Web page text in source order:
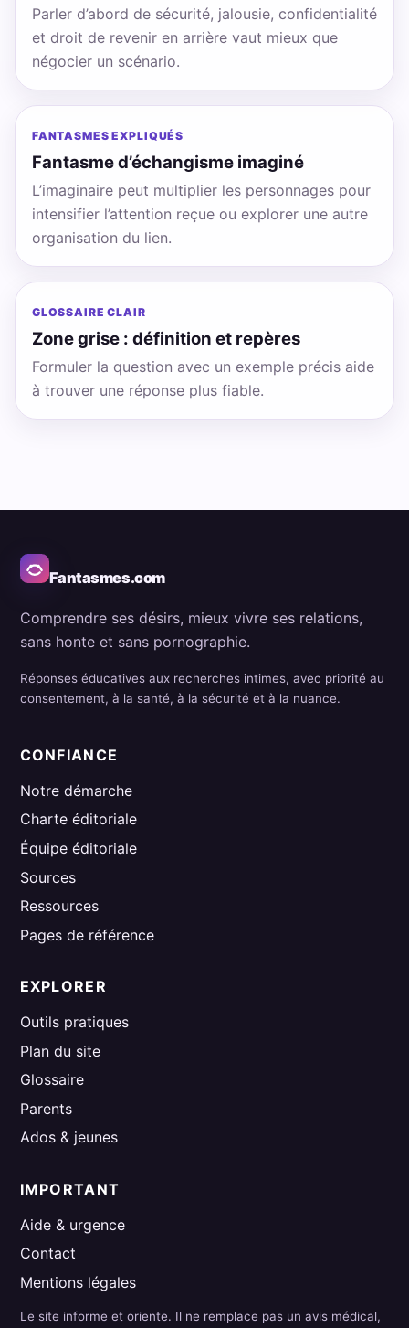
Parler d’abord de sécurité, jalousie, confidentialité
et droit de revenir en arrière vaut mieux que
négocier un scénario.
FANTASMES EXPLIQUÉS
Fantasme d’échangisme imaginé
L’imaginaire peut multiplier les personnages pour
intensifier l’attention reçue ou explorer une autre
organisation du lien.
GLOSSAIRE CLAIR
Zone grise : définition et repères
Formuler la question avec un exemple précis aide
à trouver une réponse plus fiable.
Fantasmes.com
Comprendre ses désirs, mieux vivre ses relations,
sans honte et sans pornographie.
Réponses éducatives aux recherches intimes, avec priorité au
consentement, à la santé, à la sécurité et à la nuance.
CONFIANCE
Notre démarche
Charte éditoriale
Équipe éditoriale
Sources
Ressources
Pages de référence
EXPLORER
Outils pratiques
Plan du site
Glossaire
Parents
Ados & jeunes
IMPORTANT
Aide & urgence
Contact
Mentions légales
Le site informe et oriente. Il ne remplace pas un avis médical,